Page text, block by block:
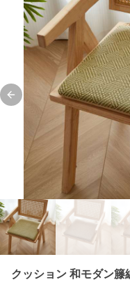
Previous slide
クッション 和モダン